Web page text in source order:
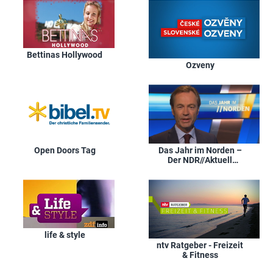
Bettinas Hollywood
Ozveny
Open Doors Tag
Das Jahr im Norden –
Der NDR//Aktuell
life & style
ntv Ratgeber - Freizeit
& Fitness